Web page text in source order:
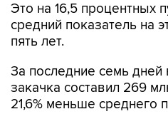
Это на 16,5 процентных
средний показатель на
пять лет.
За последние семь дней
закачка составил 269
21,6% меньше среднего